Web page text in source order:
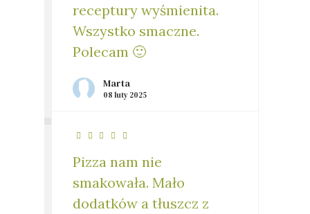
receptury wyśmienita.
Wszystko smaczne.
Polecam 🙂
Marta
08 luty 2025
Pizza nam nie
smakowała. Mało
dodatków a tłuszcz z